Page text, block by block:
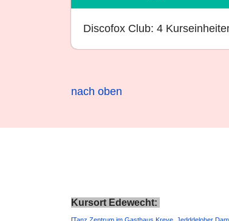
Discofox Club: 4
nach oben
Kursort Edewecht: